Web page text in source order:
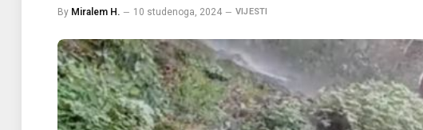
By Miralem H. 10 studenoga, 2024 VIJESTI